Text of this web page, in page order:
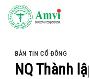
Skip
BẢN TIN CỔ ĐÔNG
NQ Thành